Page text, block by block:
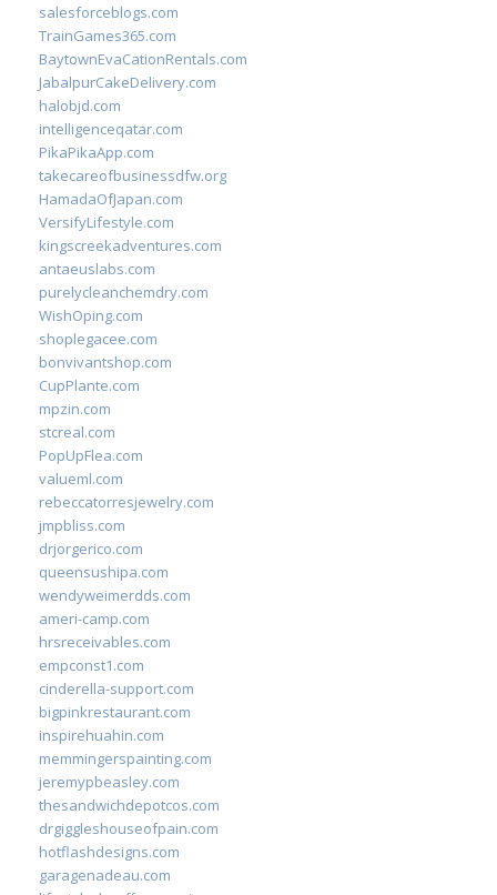
salesforceblogs.com
TrainGames365.com
BaytownEvaCationRentals.com
JabalpurCakeDelivery.com
halobjd.com
intelligenceqatar.com
PikaPikaApp.com
takecareofbusinessdfw.org
HamadaOfJapan.com
VersifyLifestyle.com
kingscreekadventures.com
antaeuslabs.com
purelycleanchemdry.com
WishOping.com
shoplegacee.com
bonvivantshop.com
CupPlante.com
mpzin.com
stcreal.com
PopUpFlea.com
valueml.com
rebeccatorresjewelry.com
jmpbliss.com
drjorgerico.com
queensushipa.com
wendyweimerdds.com
ameri-camp.com
hrsreceivables.com
empconst1.com
cinderella-support.com
bigpinkrestaurant.com
inspirehuahin.com
memmingerspainting.com
jeremypbeasley.com
thesandwichdepotcos.com
drgiggleshouseofpain.com
hotflashdesigns.com
garagenadeau.com